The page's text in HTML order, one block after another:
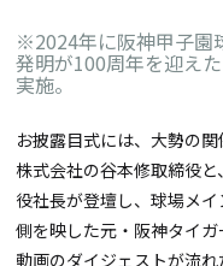
※2024年に阪神甲子園
発明が100周年を迎え
実施。
お披露目式には、大勢の
株式会社の谷本修取締役
役社長が登壇し、球場メ
側を映した元・阪神タイ
動画のダイジェストが流